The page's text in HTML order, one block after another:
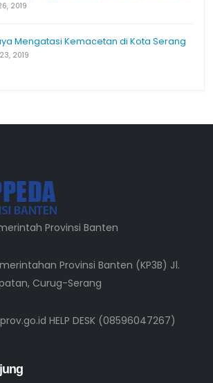
2019
Mengatasi Kemacetan di Kota Serang
2019
Provinsi Banten
Provinsi Banten (KP3B) Jl.
Curug-Serang
HELP DESK (08596047267)